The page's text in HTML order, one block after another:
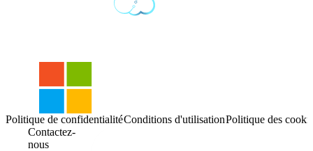
Contactez-
nous
Politique de confidentialitéConditions d'utilisationPolitique des